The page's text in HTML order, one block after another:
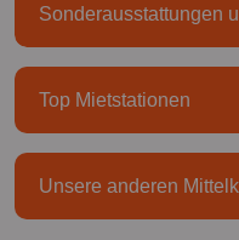
Sonderausstattungen
Top Mietstationen
Unsere anderen